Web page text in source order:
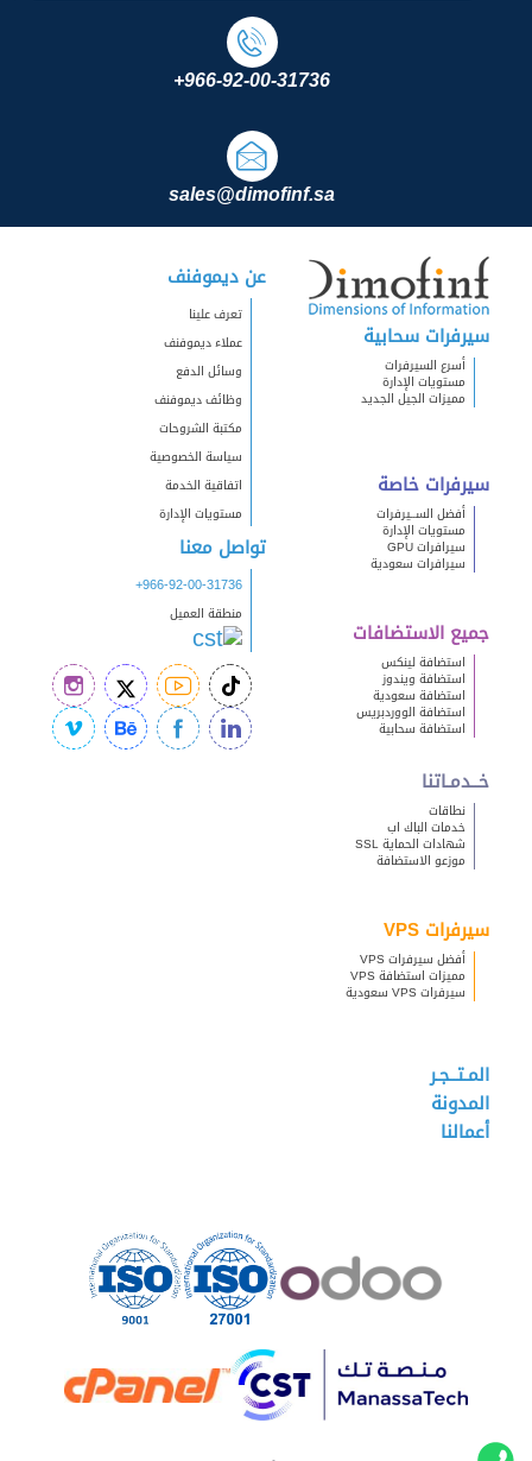
+966-92-00-31736
sales@dimofinf.sa
سيرفرات سحابية
أسرع السيرفرات
مستويات الإدارة
مميزات الجيل الجديد
سيرفرات خاصة
أفضل الســيرفرات
مستويات الإدارة
سيرافرات GPU
سيرافرات سعودية
جميع الاستضافات
استضافة لينكس
استضافة ويندوز
استضافة سعودية
استضافة الووردبريس
استضافة سحابية
خــدمـاتنا
نطاقات
خدمات الباك اب
شهادات الحماية SSL
موزعو الاستضافة
سيرفرات VPS
أفضل سيرفرات VPS
مميزات استضافة VPS
سيرفرات VPS سعودية
المـتــجـر
المدونة
أعمالنا
عن ديموفنف
تعرف علينا
عملاء ديموفنف
وسائل الدفع
وظائف ديموفنف
مكتبة الشروحات
سياسة الخصوصية
اتفاقية الخدمة
مستويات الإدارة
تواصل معنا
+966-92-00-31736
منطقة العميل